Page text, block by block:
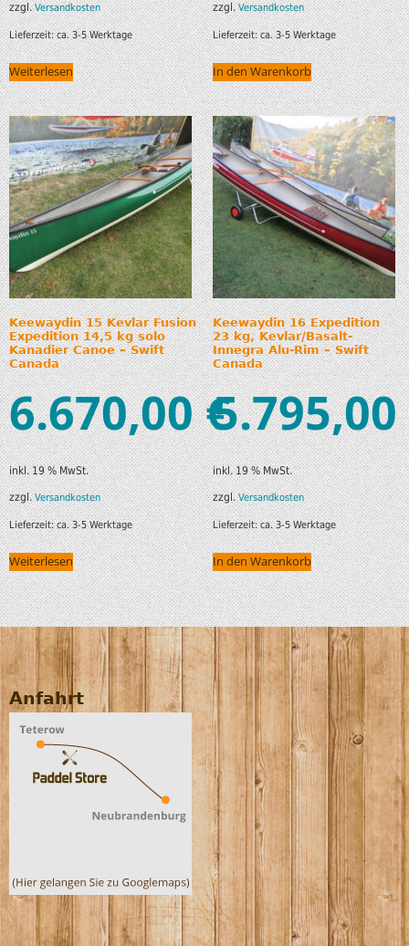
zzgl.Versandkosten
Lieferzeit:ca. 3-5 Werktage
Weiterlesen
zzgl.Versandkosten
Lieferzeit:ca. 3-5 Werktage
In den Warenkorb
Keewaydin 15 Kevlar Fusion
Expedition 14,5 kg solo
Kanadier Canoe – Swift
Canada
6.670,00€
inkl. 19 % MwSt.
zzgl.Versandkosten
Lieferzeit:ca. 3-5 Werktage
Weiterlesen
Keewaydin 16 Expedition
23 kg, Kevlar/Basalt-
Innegra Alu-Rim – Swift
Canada
5.795,00
inkl. 19 % MwSt.
zzgl.Versandkosten
Lieferzeit:ca. 3-5 Werktage
In den Warenkorb
Anfahrt